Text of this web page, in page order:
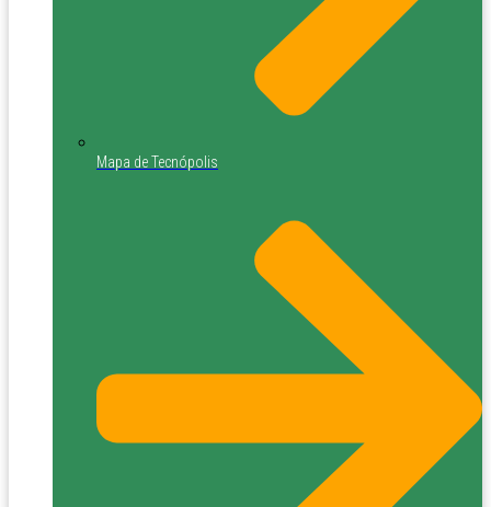
Mapa de Tecnópolis